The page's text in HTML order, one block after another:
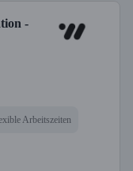
-
Arbeitszeiten